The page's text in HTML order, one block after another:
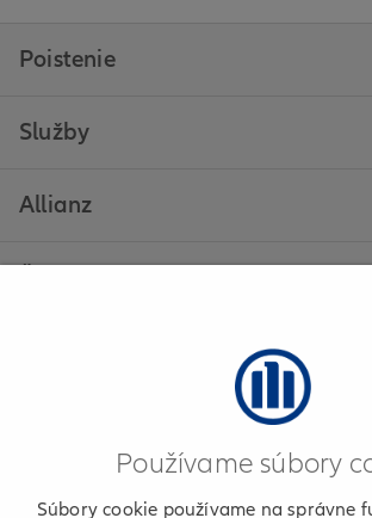
Poistenie
Služby
Allianz
Informácie o
Allianz - Iveta Gazdaricová -
Používame súbory
Súbory cookie používame na správne